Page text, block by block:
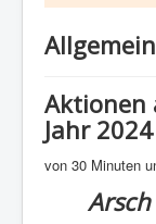
Aktionen
Jahr 2024
von 30 Minuten